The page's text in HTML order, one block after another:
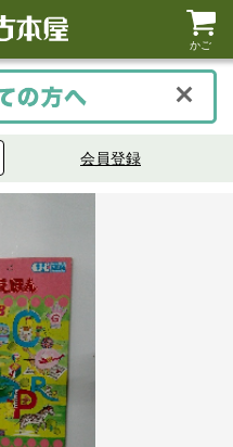
かご
会員登録